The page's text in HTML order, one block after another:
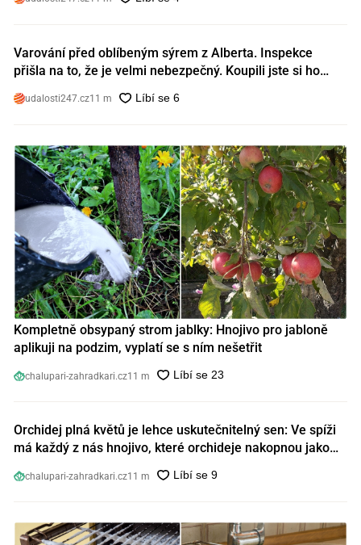
Varování před oblíbeným sýrem z Alberta. Inspekce
přišla na to, že je velmi nebezpečný. Koupili jste si ho
udalosti247.cz11 m
Kompletně obsypaný strom jablky: Hnojivo pro jabloně
aplikuji na podzim, vyplatí se s ním nešetřit
chalupari-zahradkari.cz11 m
Orchidej plná květů je lehce uskutečnitelný sen: Ve spíži
má každý z nás hnojivo, které orchideje nakopnou jako
chalupari-zahradkari.cz11 m